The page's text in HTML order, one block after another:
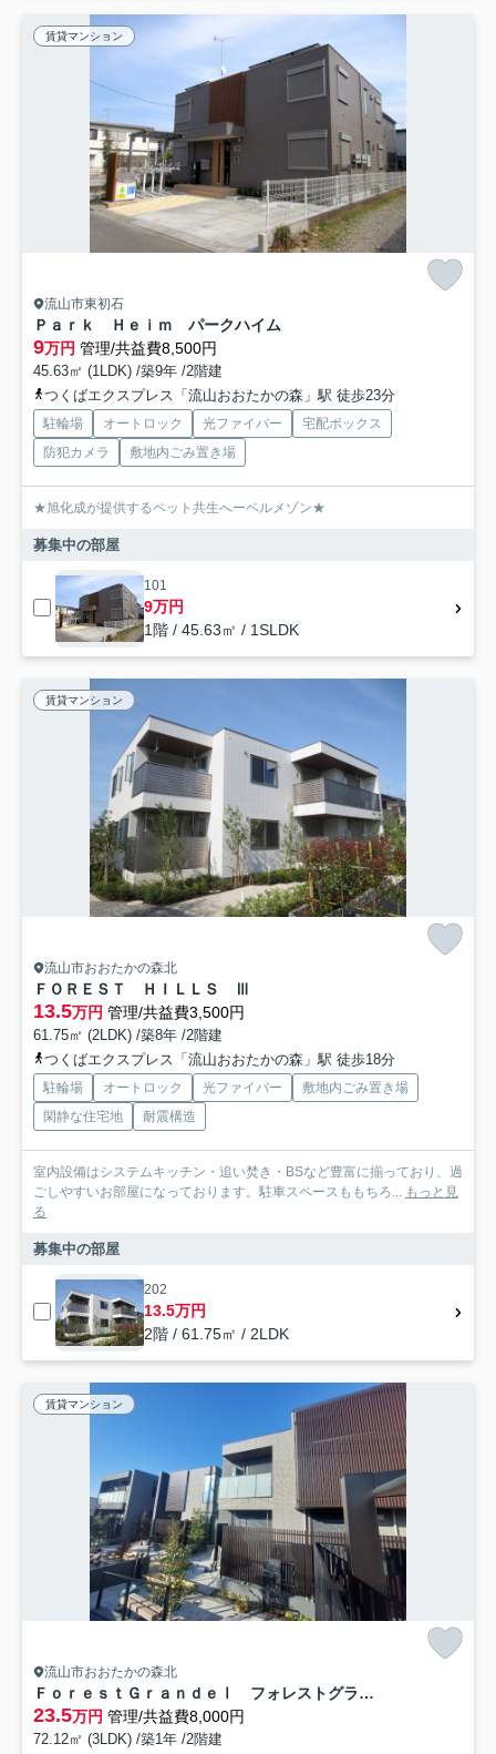
賃貸マンション
流山市東初石
Ｐａｒｋ Ｈｅｉｍ パークハイム
9万円 管理/共益費8,500円
45.63㎡ (1LDK) /築9年 /2階建
つくばエクスプレス「流山おおたかの森」駅 徒歩23分
駐輪場 オートロック 光ファイバー
宅配ボックス
防犯カメラ
敷地内ごみ置き場
★旭化成が提供するペット共生へーベルメゾン★
募集中の部屋
101
9万円
1階 / 45.63㎡ / 1SLDK
賃貸マンション
流山市おおたかの森北
ＦＯＲＥＳＴ ＨＩＬＬＳ Ⅲ
13.5万円 管理/共益費3,500円
61.75㎡ (2LDK) /築8年 /2階建
つくばエクスプレス「流山おおたかの森」駅 徒歩18分
駐輪場 オートロック 光ファイバー
敷地内ごみ置き場
閑静な住宅地
耐震構造
室内設備はシステムキッチン・追い焚き・BSなど豊富に揃っており、過
ごしやすいお部屋になっております。駐車スペースももちろ... もっと見
る
募集中の部屋
202
13.5万円
2階 / 61.75㎡ / 2LDK
賃貸マンション
流山市おおたかの森北
ＦｏｒｅｓｔＧｒａｎｄｅⅠ フォレストグランデワン
23.5万円 管理/共益費8,000円
72.12㎡ (3LDK) /築1年 /2階建